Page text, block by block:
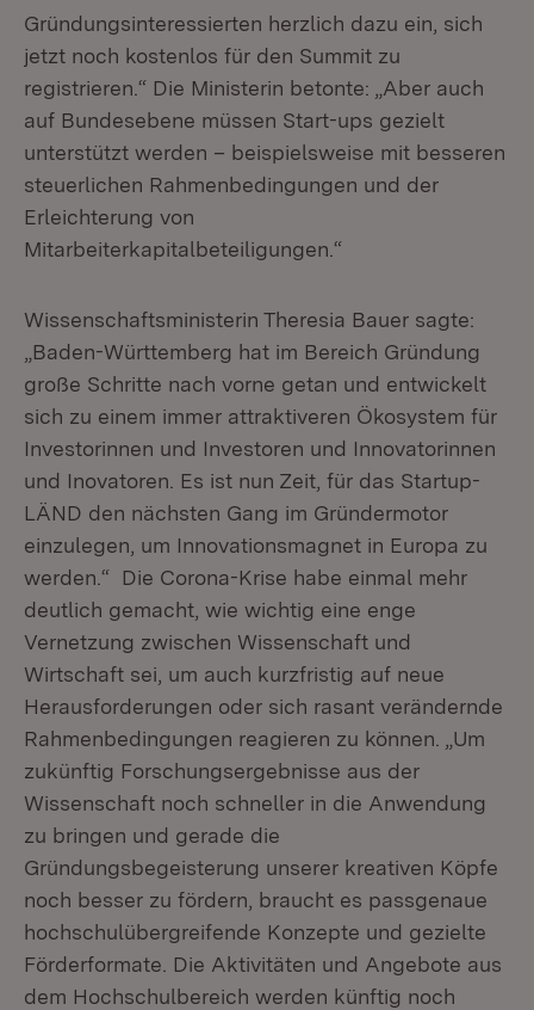
Gründungsinteressierten herzlich dazu ein, sich
jetzt noch kostenlos für den Summit zu
registrieren.“ Die Ministerin betonte: „Aber auch
auf Bundesebene müssen Start-ups gezielt
unterstützt werden – beispielsweise mit besseren
steuerlichen Rahmenbedingungen und der
Erleichterung von
Mitarbeiterkapitalbeteiligungen.“
Wissenschaftsministerin Theresia Bauer sagte:
„Baden-Württemberg hat im Bereich Gründung
große Schritte nach vorne getan und entwickelt
sich zu einem immer attraktiveren Ökosystem für
Investorinnen und Investoren und Innovatorinnen
und Inovatoren. Es ist nun Zeit, für das Startup-
LÄND den nächsten Gang im Gründermotor
einzulegen, um Innovationsmagnet in Europa zu
werden.“ Die Corona-Krise habe einmal mehr
deutlich gemacht, wie wichtig eine enge
Vernetzung zwischen Wissenschaft und
Wirtschaft sei, um auch kurzfristig auf neue
Herausforderungen oder sich rasant verändernde
Rahmenbedingungen reagieren zu können. „Um
zukünftig Forschungsergebnisse aus der
Wissenschaft noch schneller in die Anwendung
zu bringen und gerade die
Gründungsbegeisterung unserer kreativen Köpfe
noch besser zu fördern, braucht es passgenaue
hochschulübergreifende Konzepte und gezielte
Förderformate. Die Aktivitäten und Angebote aus
dem Hochschulbereich werden künftig noch